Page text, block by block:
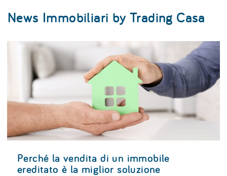
News Immobiliari by Trading Casa
Perché la vendita di un immobile
ereditato è la miglior soluzione